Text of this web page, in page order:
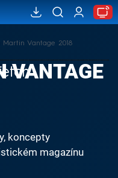
Martin Vantage 2018
VANTAGE
koncepty
magazínu